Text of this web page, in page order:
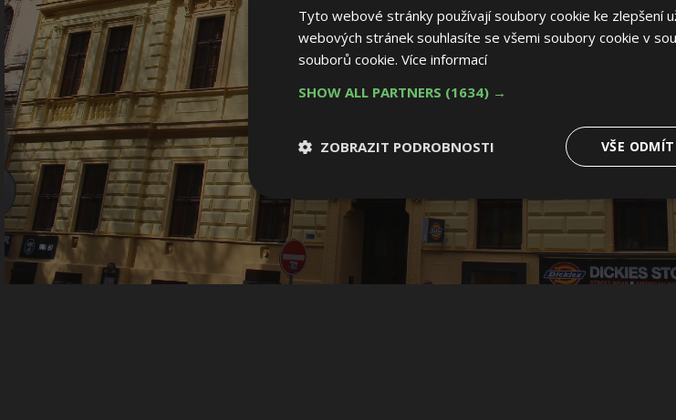
Tyto webové stránky používají soubory cookie ke zlepšení
webových stránek souhlasíte se všemi soubory cookie v
souborů cookie. Více informací
SHOW ALL PARTNERS (1634) →
VŠE
ZOBRAZIT PODROBNOSTI
Nezbytně nutné
soubory
Výkonové
soubory
Soubory cílení